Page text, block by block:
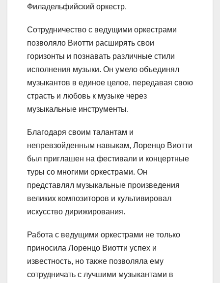
Филадельфийский оркестр.
Сотрудничество с ведущими оркестрами
позволяло Виотти расширять свои
горизонты и познавать различные стили
исполнения музыки. Он умело объединял
музыкантов в единое целое, передавая свою
страсть и любовь к музыке через
музыкальные инструменты.
Благодаря своим талантам и
непревзойденным навыкам, Лоренцо Виотти
был приглашен на фестивали и концертные
туры со многими оркестрами. Он
представлял музыкальные произведения
великих композиторов и культивировал
искусство дирижирования.
Работа с ведущими оркестрами не только
приносила Лоренцо Виотти успех и
известность, но также позволяла ему
сотрудничать с лучшими музыкантами в